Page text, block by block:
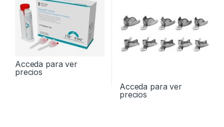
Acceda para ver
precios
Acceda para ver
precios